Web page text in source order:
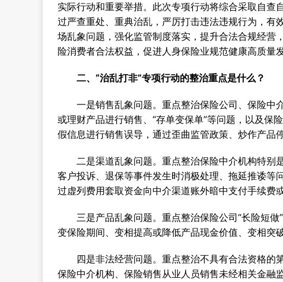
实际行动和重要举措。此次专项行动将综合采取自查
过严查重处、重典治乱，严厉打击违法违规行为，
场乱象问题，强化监管制度落实，提升合法合规经
险消费者合法权益，促进人身保险业规范健康高质量发
二、“治乱打非”专项行动的整治重点是什么？
一是销售乱象问题。重点整治保险公司、保险中
或理财产品进行销售、“存单变保单”等问题，以及保
假信息进行销售误导，通过歪曲监管政策、炒作产品
二是渠道乱象问题。重点整治保险中介机构特别
客户投诉、退保等事件发生时消极处理、拖延推诿等
过虚列费用套取资金向中介渠道账外暗中支付手续费
三是产品乱象问题。重点整治保险公司“长险短
变保险期间、变相提高或降低产品现金价值、变相突
四是非法经营问题。重点整治不具有合法资格的
保险中介机构、保险销售从业人员销售未经相关金融